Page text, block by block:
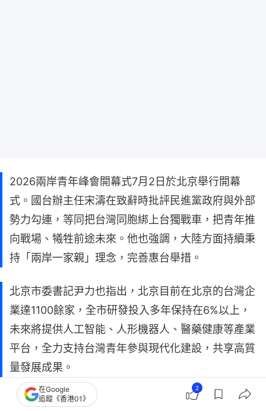
2026兩岸青年峰會開幕式7月2日於北京舉行開幕
式。國台辦主任宋濤在致辭時批評民進黨政府與外部
勢力勾連，等同把台灣同胞綁上台獨戰車，把青年推
向戰場、犧牲前途未來。他也強調，大陸方面持續秉
持「兩岸一家親」理念，完善惠台舉措。
北京市委書記尹力也指出，北京目前在北京的台灣企
業達1100餘家，全市研發投入多年保持在6%以上，
未來將提供人工智能、人形機器人、醫藥健康等產業
平台，全力支持台灣青年參與現代化建設，共享高質
量發展成果。
在Google
追蹤《香港01》
2